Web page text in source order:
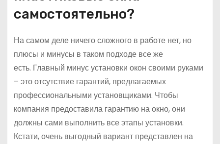
самостоятельно?
На самом деле ничего сложного в работе нет, но
плюсы и минусы в таком подходе все же
есть. Главный минус установки окон своими руками
– это отсутствие гарантий, предлагаемых
профессиональными установщиками. Чтобы
компания предоставила гарантию на окно, они
должны сами выполнить все этапы установки.
Кстати, очень выгодный вариант представлен на